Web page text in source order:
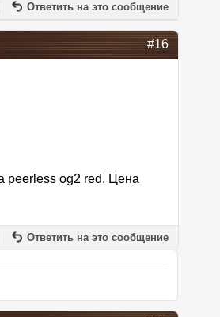
Ответить на это сообщение
#16
peerless og2 red. Цена
Ответить на это сообщение